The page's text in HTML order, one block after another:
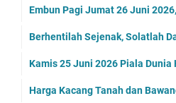
Embun Pagi Jumat 26 Juni
Berhentilah Sejenak, Solatlah
Kamis 25 Juni 2026 Piala Dunia
Harga Kacang Tanah dan